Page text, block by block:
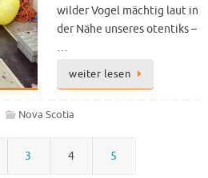
wilder Vogel mächtig laut in
der Nähe unseres otentiks –
…
weiter lesen
Nova Scotia
3 4 5